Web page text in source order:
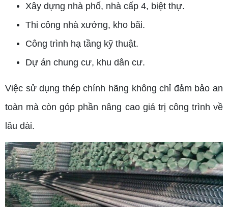
Xây dựng nhà phố, nhà cấp 4, biệt thự.
Thi công nhà xưởng, kho bãi.
Công trình hạ tầng kỹ thuật.
Dự án chung cư, khu dân cư.
Việc sử dụng thép chính hãng không chỉ đảm bảo an
toàn mà còn góp phần nâng cao giá trị công trình về
lâu dài.